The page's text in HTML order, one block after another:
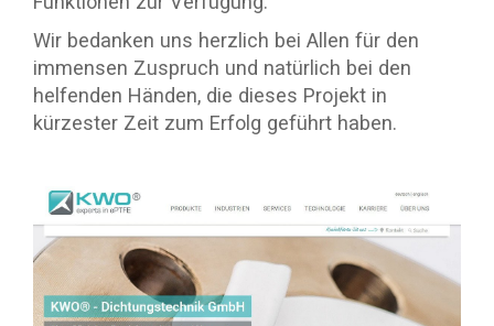
Wir bedanken uns herzlich bei Allen für den
immensen Zuspruch und natürlich bei den
helfenden Händen, die dieses Projekt in
kürzester Zeit zum Erfolg geführt haben.